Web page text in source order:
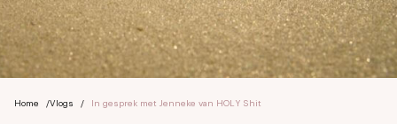
Home /Vlogs / In gesprek met Jenneke van HOLY Shit